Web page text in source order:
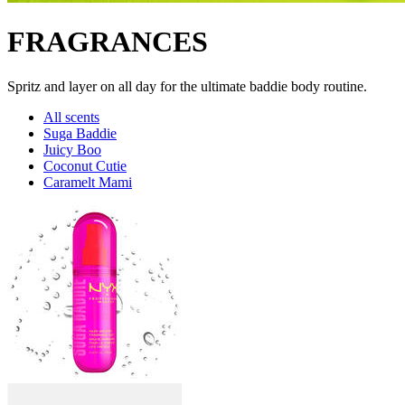
FRAGRANCES
Spritz and layer on all day for the ultimate baddie body routine.
All scents
Suga Baddie
Juicy Boo
Coconut Cutie
Caramelt Mami